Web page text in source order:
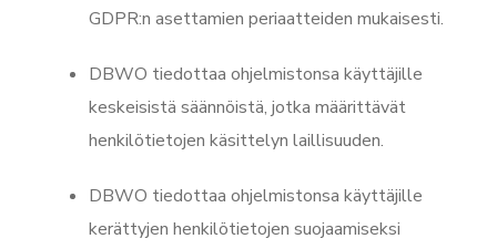
GDPR:n asettamien periaatteiden mukaisesti.
DBWO tiedottaa ohjelmistonsa käyttäjille
keskeisistä säännöistä, jotka määrittävät
henkilötietojen käsittelyn laillisuuden.
DBWO tiedottaa ohjelmistonsa käyttäjille
kerättyjen henkilötietojen suojaamiseksi